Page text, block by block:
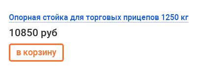
Опорная стойка для торговых прицепов 1250 кг
10850 руб